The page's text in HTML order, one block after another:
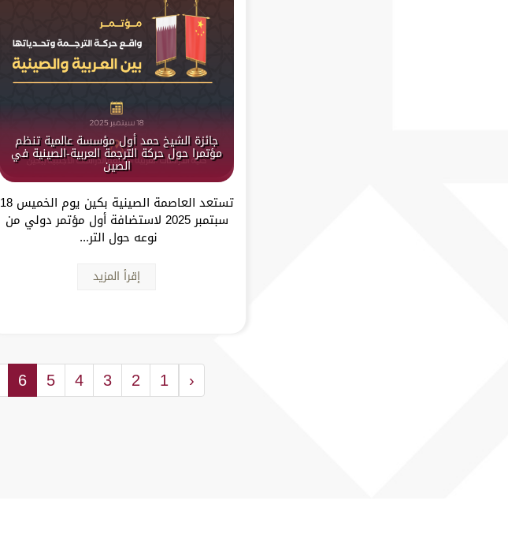
جائزة الشيخ حمد أول مؤسسة عالمية تنظم
مؤتمرا حول حركة الترجمة العربية-الصينية في
الصين
تستعد العاصمة الصينية بكين يوم الخميس 18
سبتمبر 2025 لاستضافة أول مؤتمر دولي من
نوعه حول التر...
إقرأ المزيد
‹
1
2
3
4
5
6